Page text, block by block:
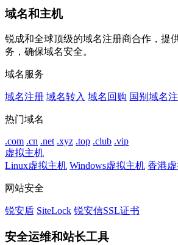
域名和主机
锐成和全球顶级的域名注册商合作，提
务，确保域名安全。
域名服务
域名注册 域名转入 域名回购 国别域名
热门域名
.com .cn .net .xyz .top .club .vip
虚拟主机
Linux虚拟主机 Windows虚拟主机 香港
网站安全
锐安盾 SiteLock 锐安信SSL证书
安全运维和站长工具